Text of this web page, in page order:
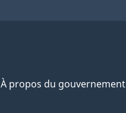
À propos du gouvernement